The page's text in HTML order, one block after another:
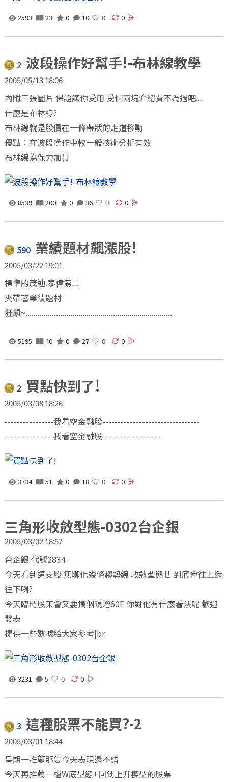
2593 23 0 10 0
2 波段操作好幫手!-布林線教學
2005/05/13 18:06
內附三張圖片 保證讓你受用 受個兩塊介紹費不為過吧...
什麼是布林線?
布林線就是股價在一條帶狀的走道移動
優點：在波段操作中較一般技術分析有效
布林線為保力加(J
8539 200 0 36 0
590 業績題材飆漲股!
2005/03/22 19:01
標準的茂迪.泰偉第二
夾帶著業績題材
狂飆~........................................................................
5195 40 0 27 0
2 買點快到了!
2005/03/08 18:26
----------------我看空金融股--------------------------------
----------------我看空金融股--------------------
3734 51 0 18 0
三角形收斂型態-0302台企銀
2005/03/02 18:57
台企銀 代號2834
今天看到這支股 無聊化幾條趨勢線 收斂型態ㄝ 到底會往上還
往下咧?
今天臨時股東會又要搞個現增60E 你對他有什麼看法呢 歡迎
發表
提供一些數據給大家參考|br
3231 5 0
3 這種股票不能買?-2
2005/03/01 18:44
星期一推薦那隻今天表現還不錯
今天再推薦一檔W底型態+回到上升楔型的股票